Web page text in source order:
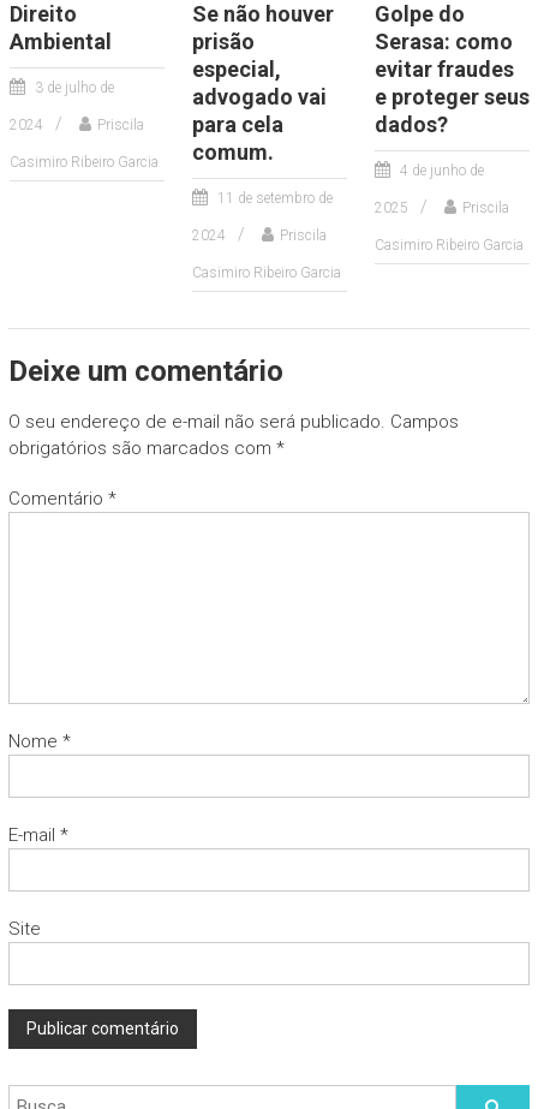
Direito
Ambiental
3 de julho de
2024 Priscila
Casimiro Ribeiro Garcia
Se não houver
prisão
especial,
advogado vai
para cela
comum.
11 de setembro de
2024 Priscila
Casimiro Ribeiro Garcia
Golpe do
Serasa: como
evitar fraudes
e proteger seus
dados?
4 de junho de
2025 Priscila
Casimiro Ribeiro Garcia
Deixe um comentário
O seu endereço de e-mail não será publicado. Campos
obrigatórios são marcados com *
Comentário *
Nome *
E-mail *
Site